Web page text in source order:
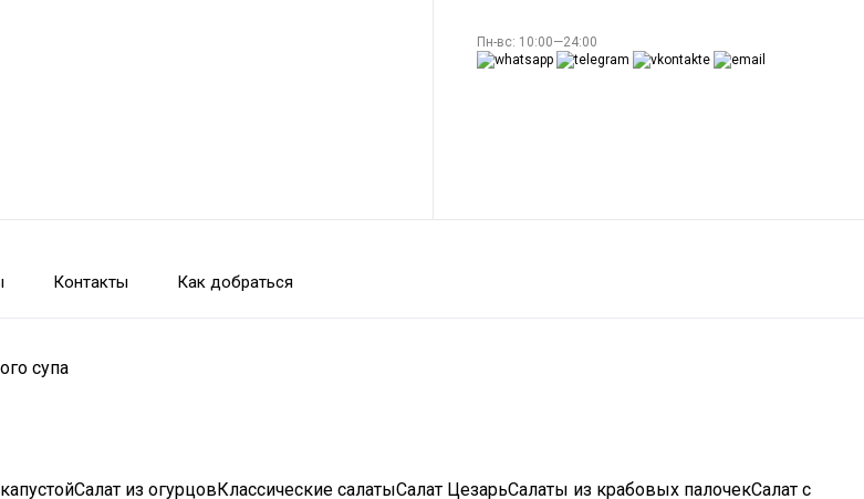
Пн-вс: 10:00—24:00
Контакты Как добраться
супа
из огурцовКлассические салатыСалат ЦезарьСалаты из крабовых палочекСалат с